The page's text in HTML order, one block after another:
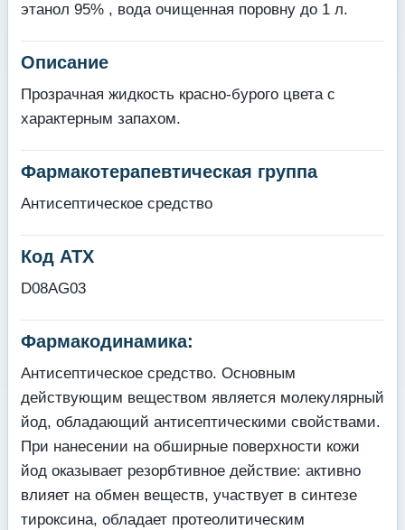
этанол 95% , вода очищенная поровну до 1 л.
Описание
Прозрачная жидкость красно-бурого цвета с
характерным запахом.
Фармакотерапевтическая группа
Антисептическое средство
Код АТХ
D08AG03
Фармакодинамика:
Антисептическое средство. Основным
действующим веществом является молекулярный
йод, обладающий антисептическими свойствами.
При нанесении на обширные поверхности кожи
йод оказывает резорбтивное действие: активно
влияет на обмен веществ, участвует в синтезе
тироксина, обладает протеолитическим